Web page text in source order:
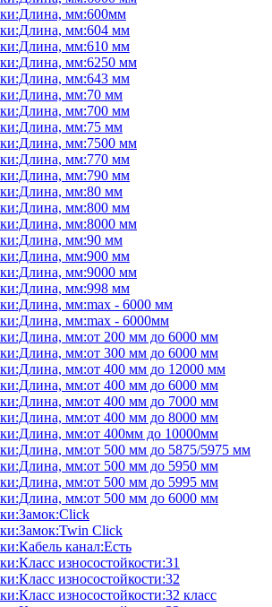
мм:600мм
мм:604 мм
мм:610 мм
мм:6250 мм
мм:643 мм
мм:70 мм
мм:700 мм
мм:75 мм
мм:7500 мм
мм:770 мм
мм:790 мм
мм:80 мм
мм:800 мм
мм:8000 мм
мм:90 мм
мм:900 мм
мм:9000 мм
мм:998 мм
мм:max - 6000 мм
мм:max - 6000мм
мм:от 200 мм до 6000 мм
мм:от 300 мм до 6000 мм
мм:от 400 мм до 12000 мм
мм:от 400 мм до 6000 мм
мм:от 400 мм до 7000 мм
мм:от 400 мм до 8000 мм
мм:от 400мм до 10000мм
мм:от 500 мм до 5875/5975 мм
мм:от 500 мм до 5950 мм
мм:от 500 мм до 5995 мм
мм:от 500 мм до 6000 мм
Click
канал:Есть
износостойкости:31
износостойкости:32
износостойкости:32 класс